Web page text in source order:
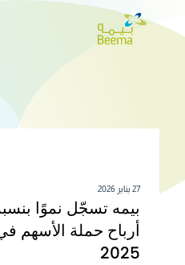
27 يناير 2026
أرباح حملة الأسهم
2025